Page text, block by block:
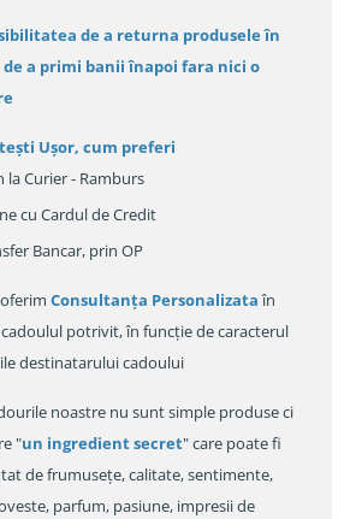
de a returna produsele în
de a primi banii înapoi fara nici o
Ușor, cum preferi
la Curier - Ramburs
cu Cardul de Credit
Bancar, prin OP
Consultanța Personalizataîn
cadoulul potrivit, în funcție de caracterul
destinatarului cadoului
noastre nu sunt simple produse ci
"un ingredient secret" care poate fi
de frumusețe, calitate, sentimente,
parfum, pasiune, impresii de